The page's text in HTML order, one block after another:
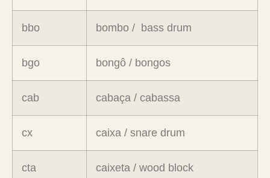
bbo bombo / bass drum
bgo bongô / bongos
cab cabaça / cabassa
cx caixa / snare drum
cta caixeta / wood block